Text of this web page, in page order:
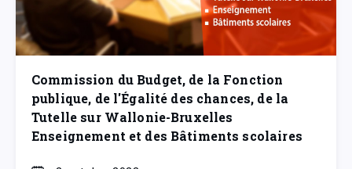
Commission du Budget, de la Fonction
publique, de l'Égalité des chances, de la
Tutelle sur Wallonie-Bruxelles
Enseignement et des Bâtiments scolaires